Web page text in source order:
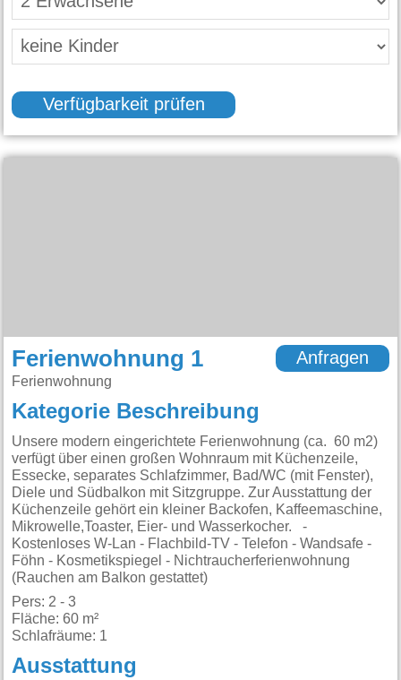
Verfügbarkeit prüfen
Ferienwohnung 1
Ferienwohnung
Anfragen
Kategorie Beschreibung
Unsere modern eingerichtete Ferienwohnung (ca. 60 m2)
verfügt über einen großen Wohnraum mit Küchenzeile,
Essecke, separates Schlafzimmer, Bad/WC (mit Fenster),
Diele und Südbalkon mit Sitzgruppe. Zur Ausstattung der
Küchenzeile gehört ein kleiner Backofen, Kaffeemaschine,
Mikrowelle,Toaster, Eier- und Wasserkocher. -
Kostenloses W-Lan - Flachbild-TV - Telefon - Wandsafe -
Föhn - Kosmetikspiegel - Nichtraucherferienwohnung
(Rauchen am Balkon gestattet)
Pers: 2 - 3
Fläche: 60 m²
Schlafräume: 1
Ausstattung